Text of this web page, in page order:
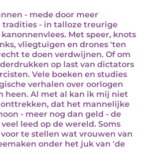
- mede door meer
tradities - in talloze treurige
Met speer, knots
vliegtuigen en drones 'ten
te doen verdwijnen. Of om
op last van dictators
Vele boeken en studies
verhalen over oorlogen
heen. Al met al kan ik mij niet
dat het mannelijke
- meer nog dan geld - de
leed op de wereld. Soms
te stellen wat vrouwen van
onder het juk van 'de